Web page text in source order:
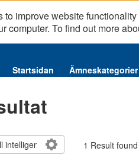
to improve website
computer. To find out more
Startsidan
Serier
Podcast
Startsidan Ämneskategorier
1 Result